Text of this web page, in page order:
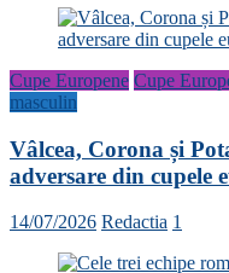
Cupe Europene Cupe
masculin
Vâlcea, Corona și
adversare din cupele
14/07/2026 Redactia 1